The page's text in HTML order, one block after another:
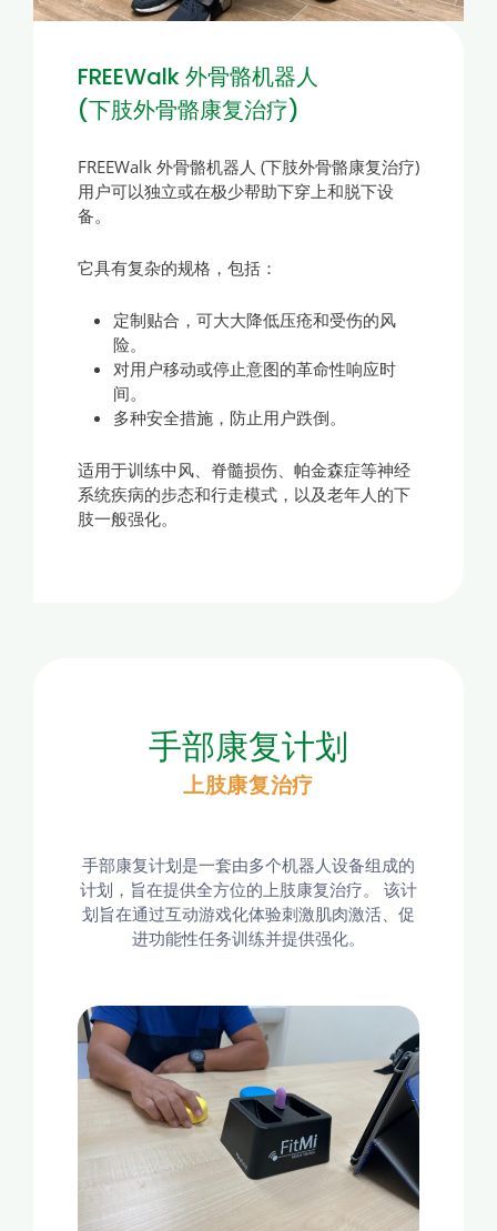
FREEWalk 外骨骼机器人
(下肢外骨骼康复治疗)
FREEWalk 外骨骼机器人 (下肢外骨骼康复治疗)
用户可以独立或在极少帮助下穿上和脱下设
备。
它具有复杂的规格，包括：
定制贴合，可大大降低压疮和受伤的风
险。
对用户移动或停止意图的革命性响应时
间。
多种安全措施，防止用户跌倒。
适用于训练中风、脊髓损伤、帕金森症等神经
系统疾病的步态和行走模式，以及老年人的下
肢一般强化。
手部康复计划
上肢康复治疗
手部康复计划是一套由多个机器人设备组成的
计划，旨在提供全方位的上肢康复治疗。 该计
划旨在通过互动游戏化体验刺激肌肉激活、促
进功能性任务训练并提供强化。